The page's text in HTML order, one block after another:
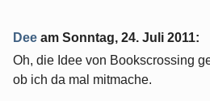
Dee am Sonntag, 24. Juli 2011:
Oh, die Idee von Bookscrossing
ob ich da mal mitmache.